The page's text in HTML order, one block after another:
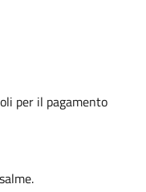
per il pagamento